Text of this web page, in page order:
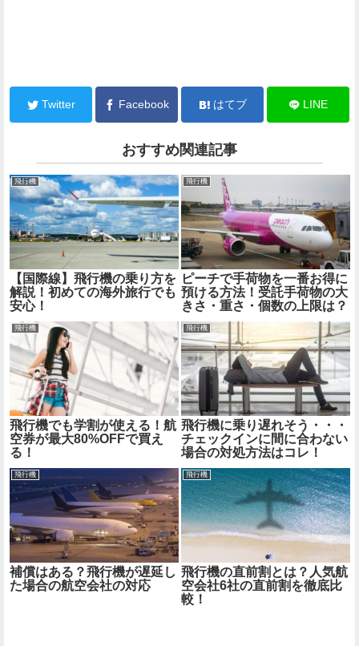
Twitter Facebook はてブ LINE
おすすめ関連記事
飛行機
【国際線】飛行機の乗り方を
解説！初めての海外旅行でも
安心！
飛行機
ピーチで手荷物を一番お得に
預ける方法！受託手荷物の大
きさ・重さ・個数の上限は？
飛行機
飛行機でも学割が使える！航
空券が最大80%OFFで買え
る！
飛行機
飛行機に乗り遅れそう・・・
チェックインに間に合わない
場合の対処方法はコレ！
飛行機
補償はある？飛行機が遅延し
た場合の航空会社の対応
飛行機
飛行機の直前割とは？人気航
空会社6社の直前割を徹底比
較！